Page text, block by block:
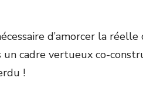
d’amorcer la réelle
cadre vertueux co-
!